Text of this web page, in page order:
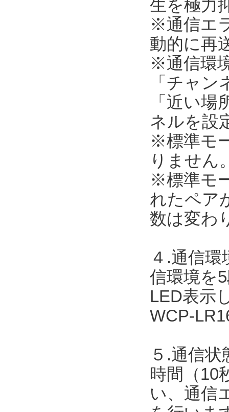
生を極力
※通信エ
動的に再
※通信環
「チャ
「近い
ネルを設
※標準モ
りません
※標準モ
れたペア
数は変わ
４.通信
信環境を
LED表示
WCP-
５.通信
時間（10
い、通信